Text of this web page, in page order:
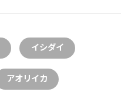
イシダイ
アオリイカ